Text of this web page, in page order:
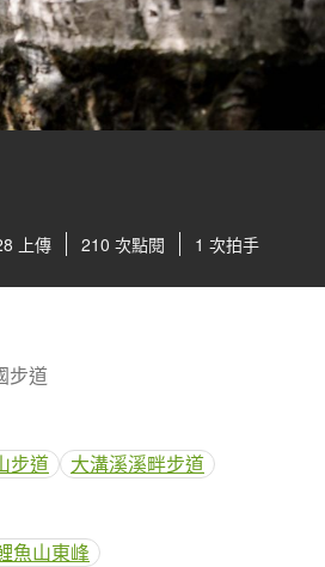
上傳 210 次點閱 1 次拍手
步道
步道
大溝溪溪畔步道
魚山東峰